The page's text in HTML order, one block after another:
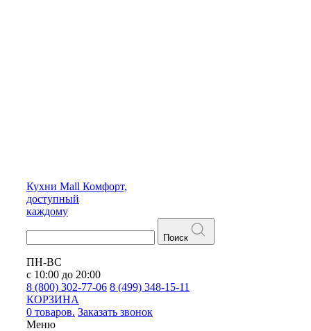
Кухни Mall Комфорт,
доступный
каждому
Поиск
ПН-ВС
с 10:00 до 20:00
8 (800) 302-77-06 8 (499) 348-15-11
КОРЗИНА
0 товаров. Заказать звонок
Меню